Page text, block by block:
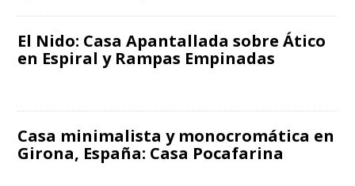
El Nido: Casa Apantallada sobre Ático
en Espiral y Rampas Empinadas
Casa minimalista y monocromática en
Girona, España: Casa Pocafarina